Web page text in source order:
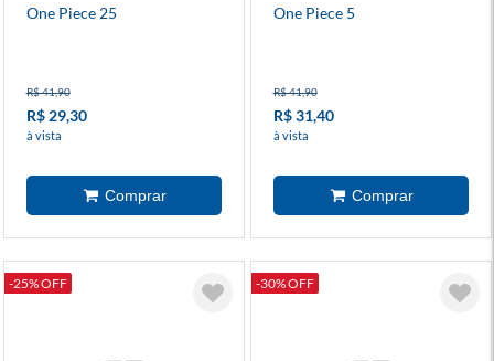
One Piece 25
R$ 41,90
R$ 29,30
à vista
One Piece 5
R$ 41,90
R$ 31,40
à vista
-25% OFF -30% OFF